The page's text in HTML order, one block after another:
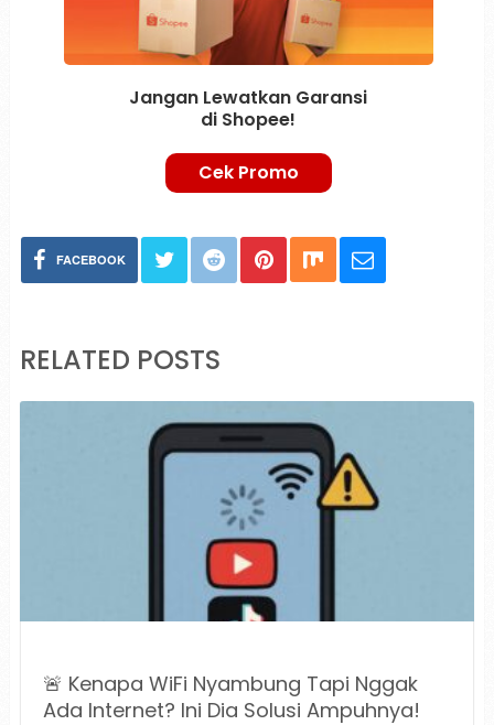
Jangan Lewatkan Garansi
di Shopee!
Cek Promo
FACEBOOK
RELATED POSTS
🚨 Kenapa WiFi Nyambung Tapi Nggak
Ada Internet? Ini Dia Solusi Ampuhnya!